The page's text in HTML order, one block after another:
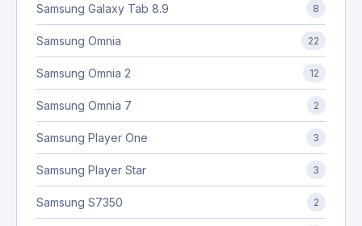
Samsung Galaxy Tab 8.9 8
Samsung Omnia 22
Samsung Omnia 2 12
Samsung Omnia 7 2
Samsung Player One 3
Samsung Player Star 3
Samsung S7350 2